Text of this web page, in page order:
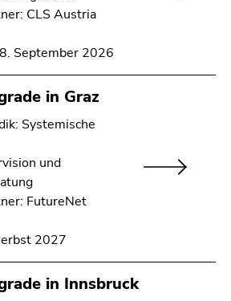
CLS Austria
September 2026
in Graz
Systemische
und
FutureNet
2027
in Innsbruck